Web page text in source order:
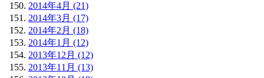
2014年4月 (21)
2014年3月 (17)
2014年2月 (18)
2014年1月 (12)
2013年12月 (12)
2013年11月 (13)